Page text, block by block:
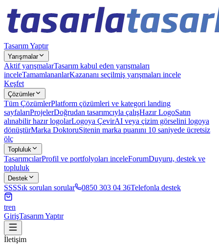
Tasarım Yaptır
Yarışmalar
Aktif yarışmalarTasarım kabul eden yarışmaları
inceleTamamlananlarKazananı seçilmiş yarışmaları incele
Keşfet
Çözümler
Tüm ÇözümlerPlatform çözümleri ve kategori landing
sayfalarıProjelerDoğrudan tasarımcıyla çalışHazır LogoSatın
alınabilir hazır logolarLogoya ÇevirAI veya çizim görselini logoya
dönüştürMarka DoktoruSitenin marka puanını 10 saniyede ücretsiz
ölç
Topluluk
TasarımcılarProfil ve portfolyoları inceleForumDuyuru, destek ve
topluluk
Destek
SSSSık sorulan sorular 0850 303 04 36Telefonla destek
tren
GirişTasarım Yaptır
İletişim